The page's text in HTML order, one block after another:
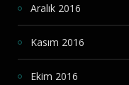
Aralık 2016
Kasım 2016
Ekim 2016